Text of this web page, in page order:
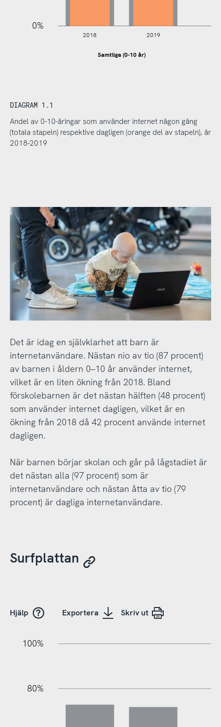
0%
Samtliga (0-10 år)
2018 2019
DIAGRAM 1.1
Andel av 0-10-åringar som använder internet någon gång
(totala stapeln) respektive dagligen (orange del av stapeln), år
2018-2019
Det är idag en självklarhet att barn är
internetanvändare. Nästan nio av tio (87 procent)
av barnen i åldern 0–10 år använder internet,
vilket är en liten ökning från 2018. Bland
förskolebarnen är det nästan hälften (48 procent)
som använder internet dagligen, vilket är en
ökning från 2018 då 42 procent använde internet
dagligen.
När barnen börjar skolan och går på lågstadiet är
det nästan alla (97 procent) som är
internetanvändare och nästan åtta av tio (79
procent) är dagliga internetanvändare.
Surfplattan
Hjälp Exportera Skriv ut
100%
80%